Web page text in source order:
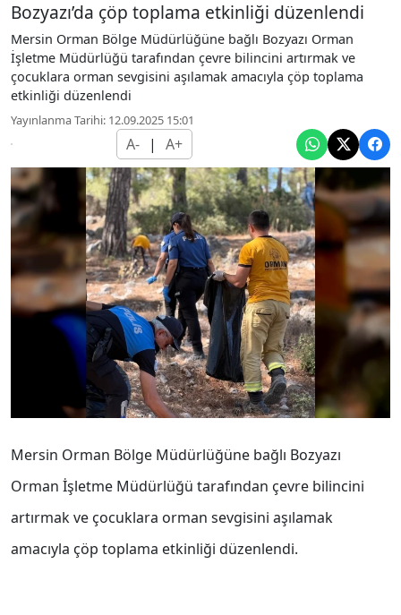
Bozyazı’da çöp toplama etkinliği düzenlendi
Mersin Orman Bölge Müdürlüğüne bağlı Bozyazı Orman
İşletme Müdürlüğü tarafından çevre bilincini artırmak ve
çocuklara orman sevgisini aşılamak amacıyla çöp toplama
etkinliği düzenlendi
Yayınlanma Tarihi: 12.09.2025 15:01
A- | A+
Mersin Orman Bölge Müdürlüğüne bağlı Bozyazı
Orman İşletme Müdürlüğü tarafından çevre bilincini
artırmak ve çocuklara orman sevgisini aşılamak
amacıyla çöp toplama etkinliği düzenlendi.